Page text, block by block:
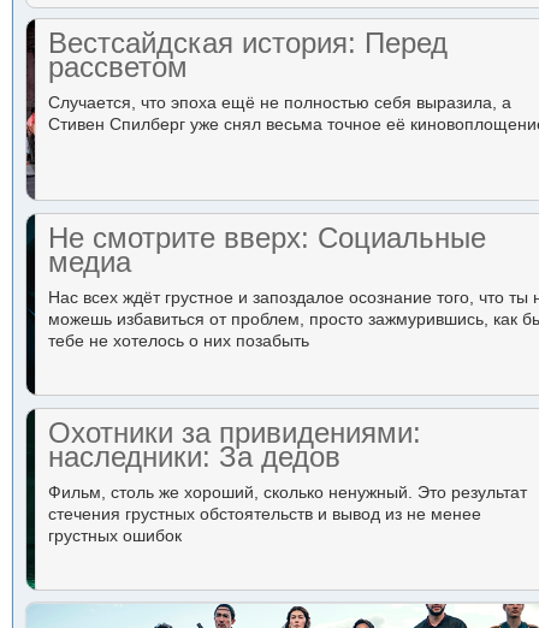
Вестсайдская история: Перед
рассветом
Случается, что эпоха ещё не полностью себя выразила, а
Стивен Спилберг уже снял весьма точное её
Не смотрите вверх: Социальные
медиа
Нас всех ждёт грустное и запоздалое осознание того, что ты
можешь избавиться от проблем, просто зажмурившись, как
тебе не хотелось о них позабыть
Охотники за привидениями:
наследники: За дедов
Фильм, столь же хороший, сколько ненужный. Это результат
стечения грустных обстоятельств и вывод из не менее
грустных ошибок